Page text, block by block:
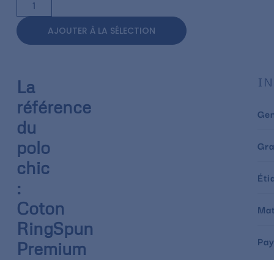
AJOUTER À LA SÉLECTION
La
référence
du
polo
chic
:
Coton
RingSpun
Premium